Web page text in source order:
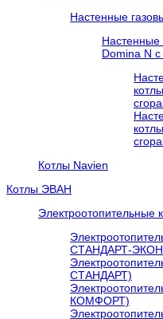
Настенные
Настенные
Domina N
Котлы Navien
Котлы ЭВАН
Электроотопительные
СТАНДАРТ-
СТАНДАРТ)
КОМФОРТ)